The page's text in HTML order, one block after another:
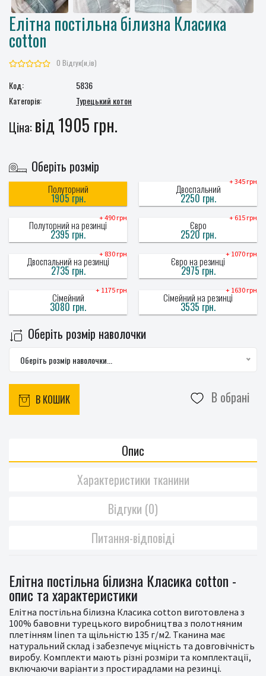
Елітна постільна білизна Класика
cotton
0 Відгук(и,ів)
Код:
5836
Категорія:
Турецький котон
Ціна: від 1905 грн.
Оберіть розмір
Полуторний
1905 грн.
+ 345 грн
Двоспальний
2250 грн.
+ 490 грн
Полуторний на резинці
2395 грн.
+ 615 грн
Євро
2520 грн.
+ 830 грн
Двоспальний на резинці
2735 грн.
+ 1070 грн
Євро на резинці
2975 грн.
+ 1175 грн
Сімейний
3080 грн.
+ 1630 грн
Сімейний на резинці
3535 грн.
Оберіть розмір наволочки
Оберіть розмір наволочки...
В КОШИК В обрані
Опис
Характеристики тканини
Відгуки (0)
Питання-відповіді
Елітна постільна білизна Класика cotton -
опис та характеристики
Елітна постільна білизна Класика cotton виготовлена з
100% бавовни турецького виробництва з полотняним
плетінням linen та щільністю 135 г/м2. Тканина має
натуральний склад і забезпечує міцність та довговічність
виробу. Комплекти мають різні розміри та комплектації,
включаючи варіанти з простирадлами на резинці.